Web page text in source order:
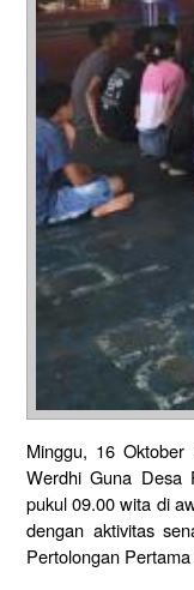
Minggu, 16
Werdhi Guna Desa
pukul 09.00 wita di
dengan aktivitas
Pertolongan